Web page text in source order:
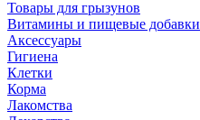
Товары для грызунов
Витамины и пищевые добавки
Аксессуары
Гигиена
Клетки
Корма
Лакомства